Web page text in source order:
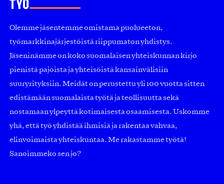
Olemme jäsentemme omistama puolueeton,
työmarkkinajärjestöistä riippumaton yhdistys.
Jäseninämme on koko suomalaisen yhteiskunnan kirjo
pienistä pajoista ja yhteisöistä kansainvälisiin
suuryrityksiin. Meidät on perustettu yli 100 vuotta sitten
edistämään suomalaista työtä ja teollisuutta sekä
nostamaan ylpeyttä kotimaisesta osaamisesta. Uskomme
yhä, että työ yhdistää ihmisiä ja rakentaa vahvaa,
elinvoimaista yhteiskuntaa. Me rakastamme työtä!
Sanoimmeko sen jo?